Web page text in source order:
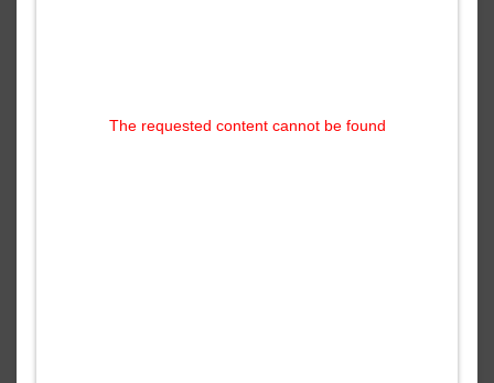
The requested content cannot be found